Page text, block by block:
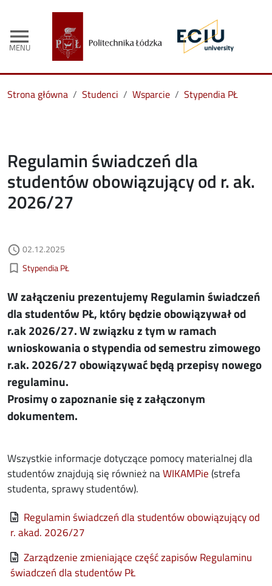
menu
MENU
Strona główna Studenci Wsparcie Stypendia PŁ
Regulamin świadczeń dla
studentów obowiązujący od r. ak.
2026/27
access_time Data dodania
02.12.2025
bookmark_border Kategorie aktualności
Stypendia PŁ
W załączeniu prezentujemy Regulamin świadczeń
dla studentów PŁ, który będzie obowiązywał od
r.ak 2026/27. W związku z tym w ramach
wnioskowania o stypendia od semestru zimowego
r.ak. 2026/27 obowiązywać będą przepisy nowego
regulaminu.
Prosimy o zapoznanie się z załączonym
dokumentem.
Wszystkie informacje dotyczące pomocy materialnej dla
studentów znajdują się również naWIKAMPie(strefa
studenta, sprawy studentów).
File Regulamin świadczeń dla studentów obowiązujący od
r. akad. 2026/27
File Zarządzenie zmieniające część zapisów Regulaminu
świadczeń dla studentów PŁ